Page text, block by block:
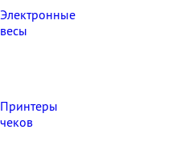
Электронные
весы
Принтеры
чеков